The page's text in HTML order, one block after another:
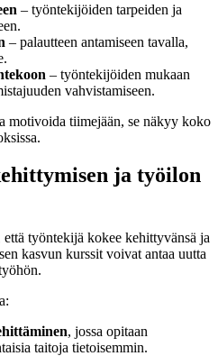
– työntekijöiden tarpeiden ja
– palautteen antamiseen tavalla,
– työntekijöiden mukaan
vahvistamiseen.
motivoida tiimejään, se näkyy koko
ja työilon
työntekijä kokee kehittyvänsä ja
kasvun kurssit voivat antaa uutta
, jossa opitaan
taitoja tietoisemmin.